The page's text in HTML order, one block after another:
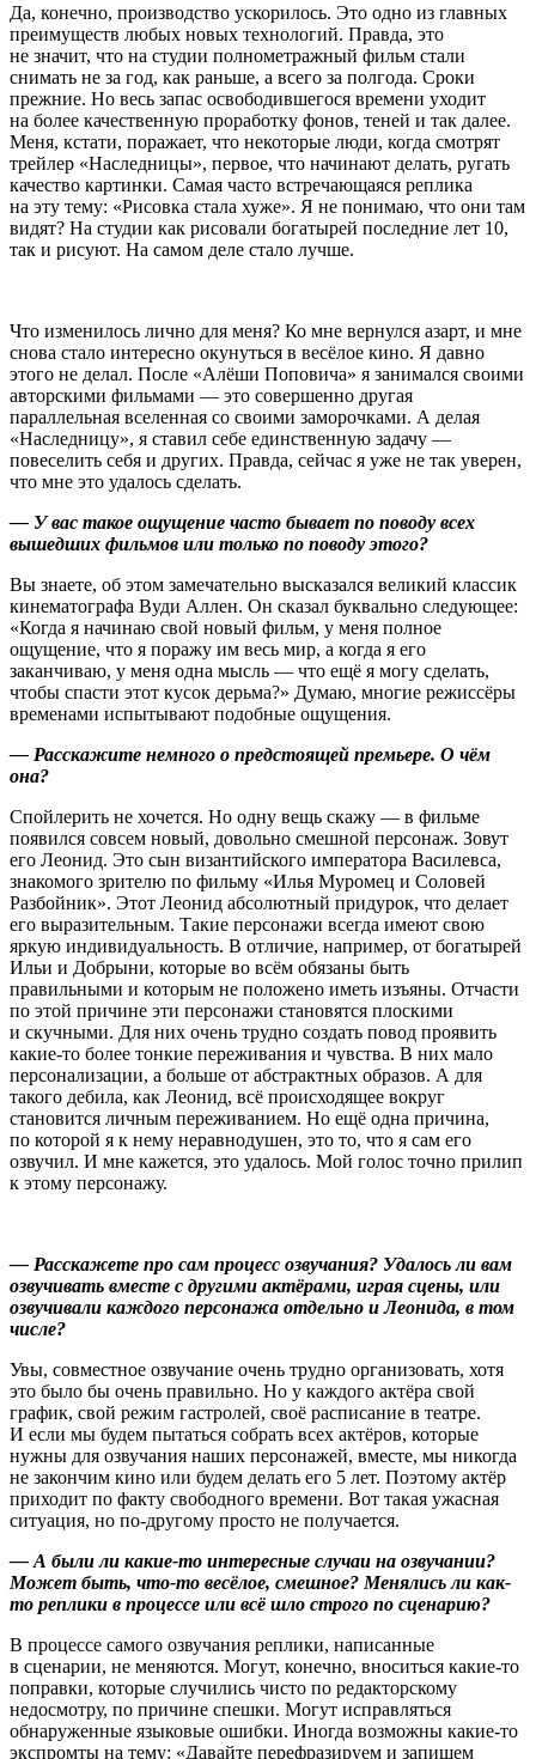
Да, конечно, производство ускорилось. Это одно из главных
преимуществ любых новых технологий. Правда, это
не значит, что на студии полнометражный фильм стали
снимать не за год, как раньше, а всего за полгода. Сроки
прежние. Но весь запас освободившегося времени уходит
на более качественную проработку фонов, теней и так далее.
Меня, кстати, поражает, что некоторые люди, когда смотрят
трейлер «Наследницы», первое, что начинают делать, ругать
качество картинки. Самая часто встречающаяся реплика
на эту тему: «Рисовка стала хуже». Я не понимаю, что они там
видят? На студии как рисовали богатырей последние лет 10,
так и рисуют. На самом деле стало лучше.
Что изменилось лично для меня? Ко мне вернулся азарт, и мне
снова стало интересно окунуться в весёлое кино. Я давно
этого не делал. После «Алёши Поповича» я занимался своими
авторскими фильмами — это совершенно другая
параллельная вселенная со своими заморочками. А делая
«Наследницу», я ставил себе единственную задачу —
повеселить себя и других. Правда, сейчас я уже не так уверен,
что мне это удалось сделать.
— У вас такое ощущение часто бывает по поводу всех
вышедших фильмов или только по поводу этого?
Вы знаете, об этом замечательно высказался великий классик
кинематографа Вуди Аллен. Он сказал буквально следующее:
«Когда я начинаю свой новый фильм, у меня полное
ощущение, что я поражу им весь мир, а когда я его
заканчиваю, у меня одна мысль — что ещё я могу сделать,
чтобы спасти этот кусок дерьма?» Думаю, многие режиссёры
временами испытывают подобные ощущения.
— Расскажите немного о предстоящей премьере. О чём
она?
Спойлерить не хочется. Но одну вещь скажу — в фильме
появился совсем новый, довольно смешной персонаж. Зовут
его Леонид. Это сын византийского императора Василевса,
знакомого зрителю по фильму «Илья Муромец и Соловей
Разбойник». Этот Леонид абсолютный придурок, что делает
его выразительным. Такие персонажи всегда имеют свою
яркую индивидуальность. В отличие, например, от богатырей
Ильи и Добрыни, которые во всём обязаны быть
правильными и которым не положено иметь изъяны. Отчасти
по этой причине эти персонажи становятся плоскими
и скучными. Для них очень трудно создать повод проявить
какие-то более тонкие переживания и чувства. В них мало
персонализации, а больше от абстрактных образов. А для
такого дебила, как Леонид, всё происходящее вокруг
становится личным переживанием. Но ещё одна причина,
по которой я к нему неравнодушен, это то, что я сам его
озвучил. И мне кажется, это удалось. Мой голос точно прилип
к этому персонажу.
— Расскажете про сам процесс озвучания? Удалось ли вам
озвучивать вместе с другими актёрами, играя сцены, или
озвучивали каждого персонажа отдельно и Леонида, в том
числе?
Увы, совместное озвучание очень трудно организовать, хотя
это было бы очень правильно. Но у каждого актёра свой
график, свой режим гастролей, своё расписание в театре.
И если мы будем пытаться собрать всех актёров, которые
нужны для озвучания наших персонажей, вместе, мы никогда
не закончим кино или будем делать его 5 лет. Поэтому актёр
приходит по факту свободного времени. Вот такая ужасная
ситуация, но по-другому просто не получается.
— А были ли какие-то интересные случаи на озвучании?
Может быть, что-то весёлое, смешное? Менялись ли как-
то реплики в процессе или всё шло строго по сценарию?
В процессе самого озвучания реплики, написанные
в сценарии, не меняются. Могут, конечно, вноситься какие-то
поправки, которые случились чисто по редакторскому
недосмотру, по причине спешки. Могут исправляться
обнаруженные языковые ошибки. Иногда возможны какие-то
экспромты на тему: «Давайте перефразируем и запишем